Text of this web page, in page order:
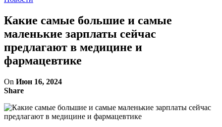
Какие самые большие и самые
маленькие зарплаты сейчас
предлагают в медицине и
фармацевтике
On Июн 16, 2024
Share